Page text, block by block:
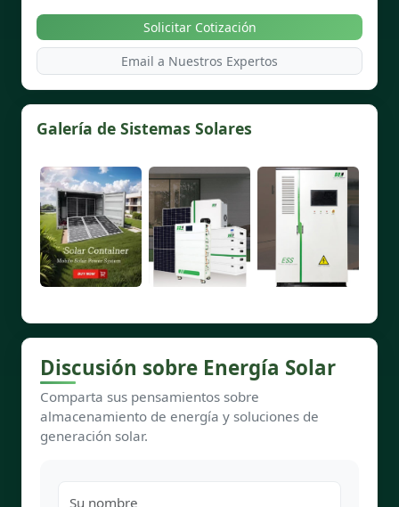
Solicitar Cotización
Email a Nuestros Expertos
Galería de Sistemas Solares
Discusión sobre Energía Solar
Comparta sus pensamientos sobre
almacenamiento de energía y soluciones de
generación solar.